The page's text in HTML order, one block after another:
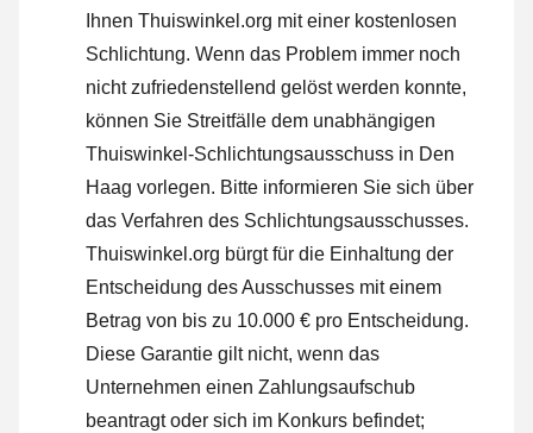
Ihnen Thuiswinkel.org mit einer kostenlosen
Schlichtung. Wenn das Problem immer noch
nicht zufriedenstellend gelöst werden konnte,
können Sie Streitfälle dem unabhängigen
Thuiswinkel-Schlichtungsausschuss in Den
Haag vorlegen. Bitte informieren Sie sich über
das Verfahren des Schlichtungsausschusses.
Thuiswinkel.org bürgt für die Einhaltung der
Entscheidung des Ausschusses mit einem
Betrag von bis zu 10.000 € pro Entscheidung.
Diese Garantie gilt nicht, wenn das
Unternehmen einen Zahlungsaufschub
beantragt oder sich im Konkurs befindet;